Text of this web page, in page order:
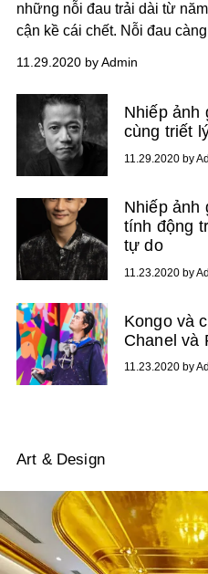
những nỗi đau trải dài từ
cận kề cái chết. Nỗi đau
nhiêu. Hội họa của Frida
nhưng chính âm hưởng ấy
khó ai sánh bằng.
11.29.2020 by Admin
Nhiếp ảnh
cùng triết
11.29.2020 by
Nhiếp ảnh
tính động
tự do
11.23.2020 by
Kongo và
Chanel và
11.23.2020 by
Art & Design